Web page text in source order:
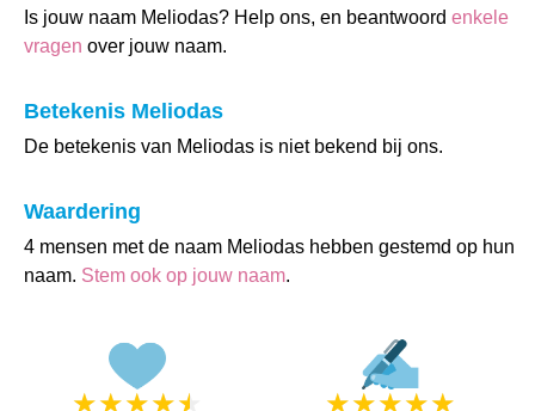
Is jouw naam Meliodas? Help ons, en beantwoord enkele
vragen over jouw naam.
Betekenis Meliodas
De betekenis van Meliodas is niet bekend bij ons.
Waardering
4 mensen met de naam Meliodas hebben gestemd op hun
naam. Stem ook op jouw naam.
★★★★★ ★★★★★